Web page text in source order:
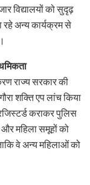
विद्यालयों को सुदृढ़
रहे अन्य कार्यक्रम से
राज्य सरकार की
शक्ति एप लांच किया
कराकर पुलिस
महिला समूहों को
वे अन्य महिलाओं को